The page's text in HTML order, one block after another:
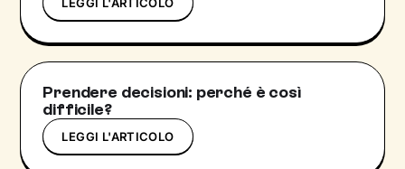
Prendere decisioni: perché è così
difficile?
LEGGI L'ARTICOLO